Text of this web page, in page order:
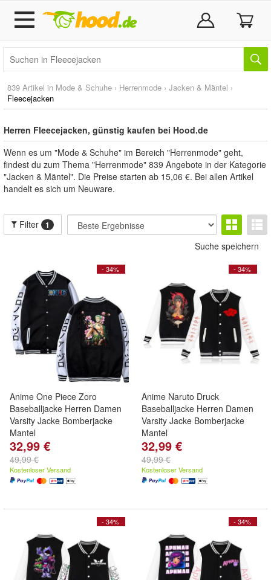
839 Artikel in Mode & Schuhe › Herrenmode › Jacken & Mäntel ›
Fleecejacken
Herren Fleecejacken, günstig kaufen bei Hood.de
Wenn es um "Mode & Schuhe" im Bereich "Herrenmode" geht,
findest du zum Thema "Herrenmode" 839 Angebote in der Kategorie
"Jacken & Mäntel". Die Preise starten ab 15,06 €. Bei allen Artikel
handelt es sich um Neuware.
Filter 1
Suche speichern
- 34%
Anime One Piece Zoro
Baseballjacke Herren Damen
Varsity Jacke Bomberjacke
Mantel
32,99 €
49,99 €
Kostenloser Versand
- 34%
Anime Naruto Druck
Baseballjacke Herren Damen
Varsity Jacke Bomberjacke
Mantel
32,99 €
49,99 €
Kostenloser Versand
- 34% - 34%